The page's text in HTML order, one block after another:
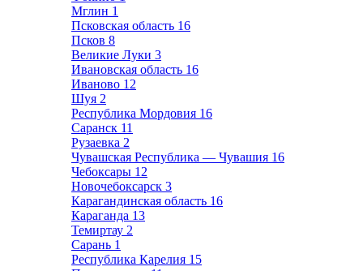
Мглин 1
Псковская область 16
Псков 8
Великие Луки 3
Ивановская область 16
Иваново 12
Шуя 2
Республика Мордовия 16
Саранск 11
Рузаевка 2
Чувашская Республика — Чувашия 16
Чебоксары 12
Новочебоксарск 3
Карагандинская область 16
Караганда 13
Темиртау 2
Сарань 1
Республика Карелия 15